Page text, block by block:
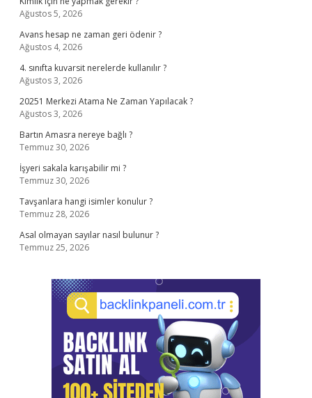
Ağustos 5, 2026
Avans hesap ne zaman geri ödenir ?
Ağustos 4, 2026
4. sınıfta kuvarsit nerelerde kullanılır ?
Ağustos 3, 2026
20251 Merkezi Atama Ne Zaman Yapılacak ?
Ağustos 3, 2026
Bartın Amasra nereye bağlı ?
Temmuz 30, 2026
İşyeri sakala karışabilir mi ?
Temmuz 30, 2026
Tavşanlara hangi isimler konulur ?
Temmuz 28, 2026
Asal olmayan sayılar nasıl bulunur ?
Temmuz 25, 2026